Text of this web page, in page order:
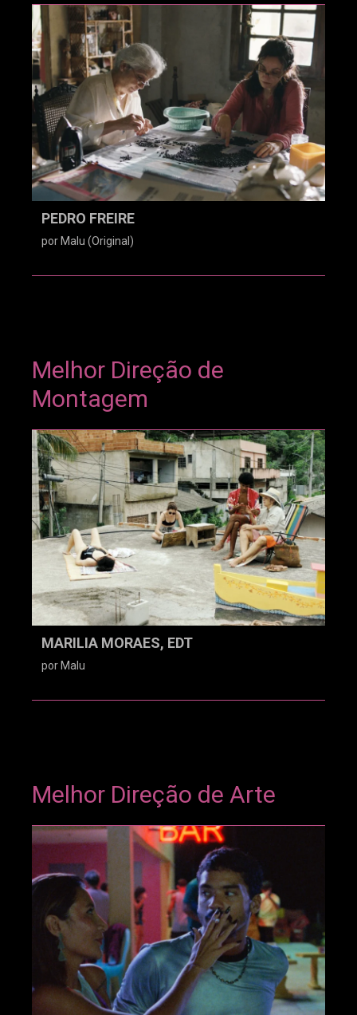
PEDRO FREIRE
por Malu (Original)
Melhor Direção de
Montagem
MARILIA MORAES, EDT
por Malu
Melhor Direção de Arte